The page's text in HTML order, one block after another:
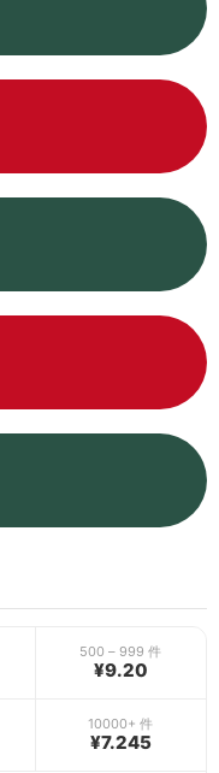
500 – 999 件
¥9.20
10000+ 件
¥7.245